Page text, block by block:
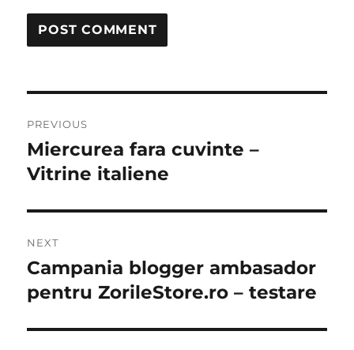
navigation
PREVIOUS
Previous
post:
Miercurea fara cuvinte –
Vitrine italiene
NEXT
Next
post:
Campania blogger ambasador
pentru ZorileStore.ro – testare